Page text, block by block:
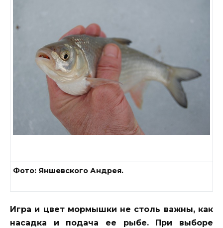
Фото: Яншевского Андрея.
Игра и цвет мормышки не столь важны, как
насадка и подача ее рыбе. При выборе